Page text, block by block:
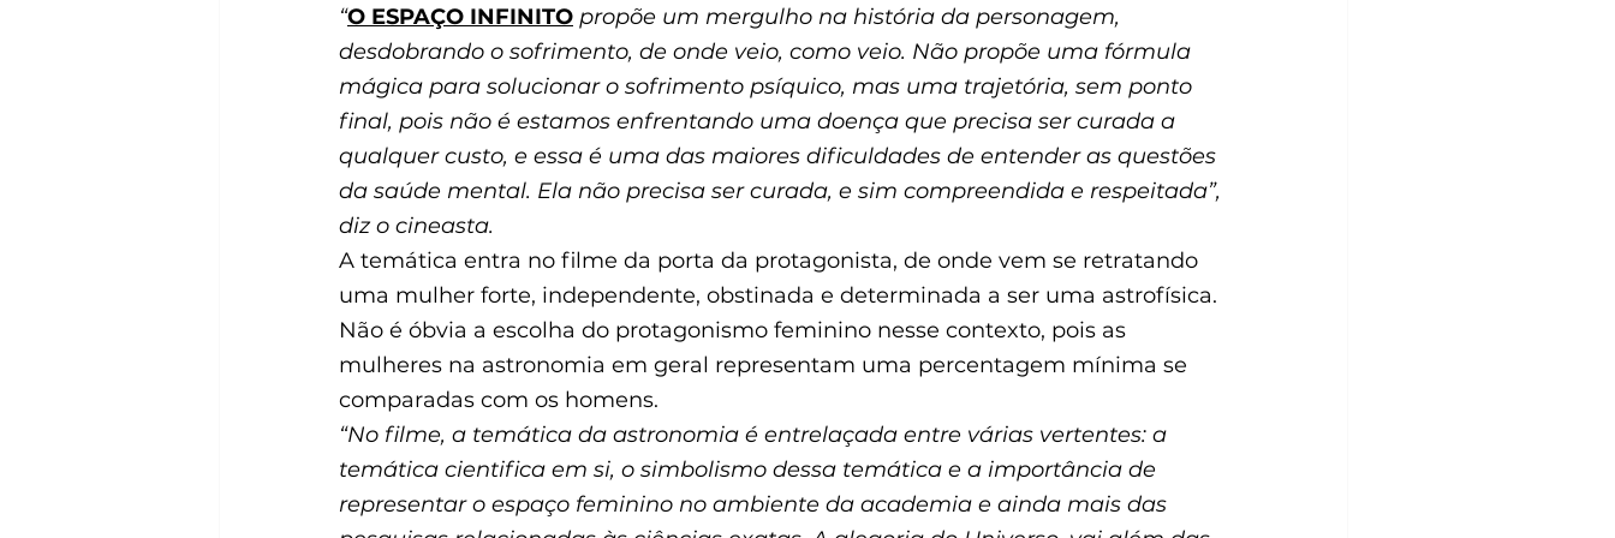
“O ESPAÇO INFINITO propõe um mergulho na história da personagem,
desdobrando o sofrimento, de onde veio, como veio. Não propõe uma fórmula
mágica para solucionar o sofrimento psíquico, mas uma trajetória, sem ponto
final, pois não é estamos enfrentando uma doença que precisa ser curada a
qualquer custo, e essa é uma das maiores dificuldades de entender as questões
da saúde mental. Ela não precisa ser curada, e sim compreendida e respeitada”,
diz o cineasta.
A temática entra no filme da porta da protagonista, de onde vem se retratando
uma mulher forte, independente, obstinada e determinada a ser uma astrofísica.
Não é óbvia a escolha do protagonismo feminino nesse contexto, pois as
mulheres na astronomia em geral representam uma percentagem mínima se
comparadas com os homens.
“No filme, a temática da astronomia é entrelaçada entre várias vertentes: a
temática cientifica em si, o simbolismo dessa temática e a importância de
representar o espaço feminino no ambiente da academia e ainda mais das